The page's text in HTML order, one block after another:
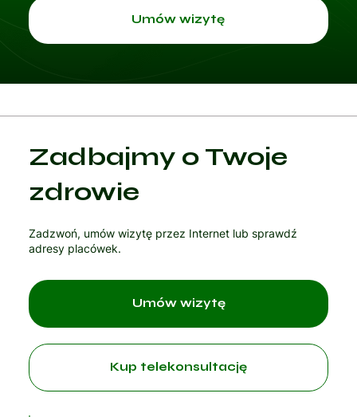
przyjmuj
ew
Progame
d.
Umów wizytę
Zadbajmy o Twoje
zdrowie
Zadzwoń, umów wizytę przez Internet lub sprawdź
adresy placówek.
Kup telekonsultację
Umów wizytę